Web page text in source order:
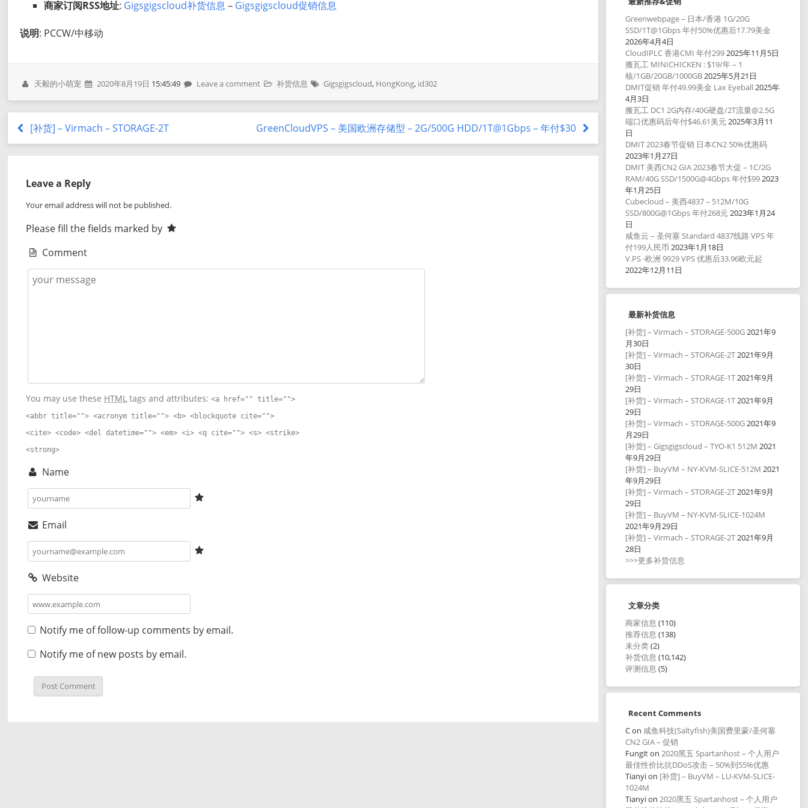
商家订阅RSS地址: Gigsgigscloud补货信息 – Gigsgigscloud促销信息
说明: PCCW/中移动
天毅的小萌宠 2020年8月19日 15:45:49 Leave a comment 补货信息 Gigsgigscloud, HongKong, id302
[补货] – Virmach – STORAGE-2T GreenCloudVPS – 美国欧洲存储型 – 2G/500G HDD/1T@1Gbps – 年付$30
Leave a Reply
Your email address will not be published.
Please fill the fields marked by
Comment
You may use these HTML tags and attributes:<a href="" title="">
<abbr title=""> <acronym title=""> <b> <blockquote cite="">
<cite> <code> <del datetime=""> <em> <i> <q cite=""> <s> <strike>
<strong>
Name
Email
Website
Notify me of follow-up comments by email.
Notify me of new posts by email.
Greenwebpage – 日本/香港 1G/20G
SSD/1T@1Gbps 年付50%优惠后17.79美金
2026年4月4日
CloudIPLC 香港CMI 年付2992025年11月5日
搬瓦工 MINICHICKEN : $19/年 – 1
核/1GB/20GB/1000GB2025年5月21日
DMIT促销 年付49.99美金 Lax Eyeball 2025年
4月3日
搬瓦工 DC1 2G内存/40G硬盘/2T流量@2.5G
端口优惠码后年付$46.61美元2025年3月11
日
DMIT 2023春节促销 日本CN2 50%优惠码
2023年1月27日
DMIT 美西CN2 GIA 2023春节大促 – 1C/2G
RAM/40G SSD/1500G@4Gbps 年付$992023
年1月25日
Cubecloud – 美西4837 – 512M/10G
SSD/800G@1Gbps 年付268元2023年1月24
日
咸鱼云 – 圣何塞 Standard 4837线路 VPS 年
付199人民币 2023年1月18日
V.PS -欧洲 9929 VPS 优惠后33.96欧元起
2022年12月11日
最新补货信息
[补货] – Virmach – STORAGE-500G2021年9
月30日
[补货] – Virmach – STORAGE-2T2021年9月
30日
[补货] – Virmach – STORAGE-1T2021年9月
29日
[补货] – Virmach – STORAGE-1T2021年9月
29日
[补货] – Virmach – STORAGE-500G2021年9
月29日
[补货] – Gigsgigscloud – TYO-K1 512M 2021
年9月29日
[补货] – BuyVM – NY-KVM-SLICE-512M 2021
年9月29日
[补货] – Virmach – STORAGE-2T2021年9月
29日
[补货] – BuyVM – NY-KVM-SLICE-1024M
2021年9月29日
[补货] – Virmach – STORAGE-2T2021年9月
28日
>>>更多补货信息
文章分类
商家信息 (110)
推荐信息 (138)
未分类(2)
补货信息 (10,142)
评测信息 (5)
Recent Comments
Con 咸鱼科技(Saltyfish)美国费里蒙/圣何塞
CN2 GIA – 促销
Fungiton2020黑五 Spartanhost – 个人用户
最佳性价比抗DDoS攻击 – 50%到55%优惠
Tianyion [补货] – BuyVM – LU-KVM-SLICE-
1024M
Tianyion2020黑五 Spartanhost – 个人用户